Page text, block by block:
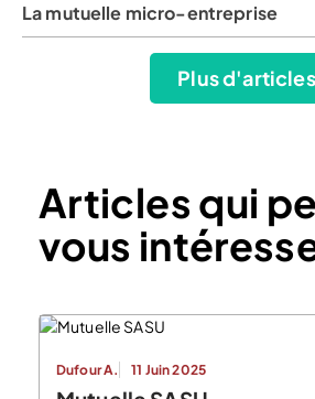
La mutuelle micro-entreprise
Plus d'articles
Articles qui
vous
Dufour A. 11 Juin 2025